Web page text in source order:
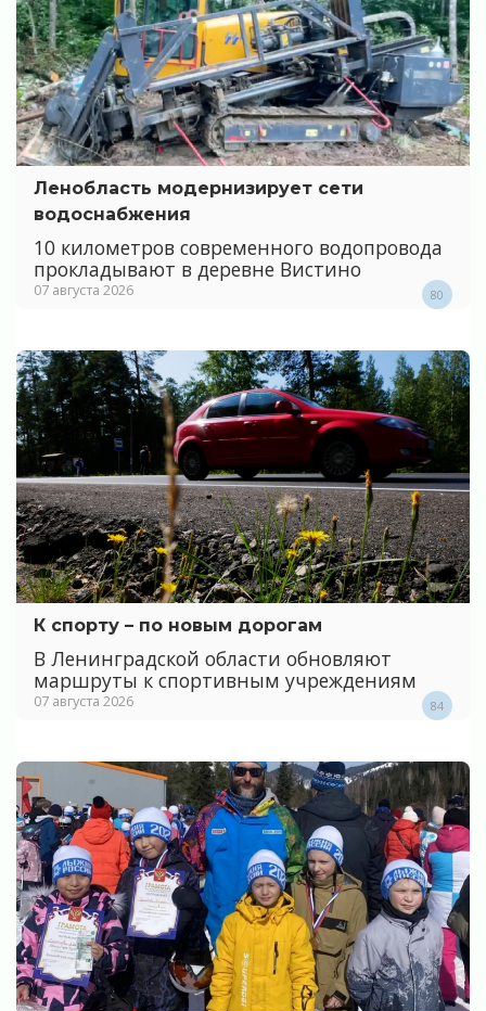
Ленобласть модернизирует сети
водоснабжения
10 километров современного водопровода
прокладывают в деревне Вистино
07 августа 2026 80
К спорту – по новым дорогам
В Ленинградской области обновляют
маршруты к спортивным учреждениям
07 августа 2026 84